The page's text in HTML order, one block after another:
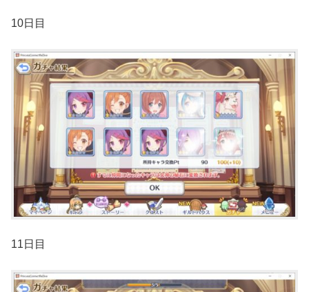
10日目
11日目